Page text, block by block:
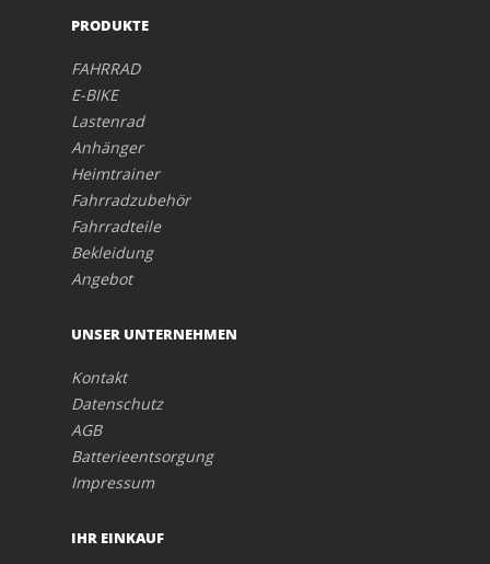
PRODUKTE
FAHRRAD
E-BIKE
Lastenrad
Anhänger
Heimtrainer
Fahrradzubehör
Fahrradteile
Bekleidung
Angebot
UNSER UNTERNEHMEN
Kontakt
Datenschutz
AGB
Batterieentsorgung
Impressum
IHR EINKAUF